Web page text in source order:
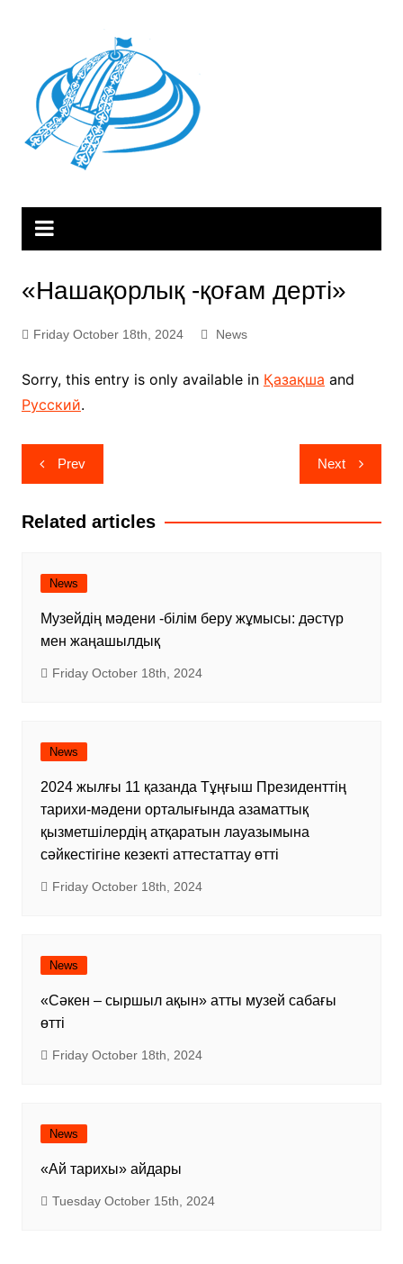
«Нашақорлық -қоғам дерті»
Friday October 18th, 2024 News
Sorry, this entry is only available in Қазақша and
Русский.
Post
navigation
Prev Next
Related articles
News
Музейдің мәдени -білім беру жұмысы: дәстүр
мен жаңашылдық
Friday October 18th, 2024
News
2024 жылғы 11 қазанда Тұңғыш Президенттің
тарихи-мәдени орталығында азаматтық
қызметшілердің атқаратын лауазымына
сәйкестігіне кезекті аттестаттау өтті
Friday October 18th, 2024
News
«Сәкен – сыршыл ақын» атты музей сабағы
өтті
Friday October 18th, 2024
News
«Ай тарихы» айдары
Tuesday October 15th, 2024